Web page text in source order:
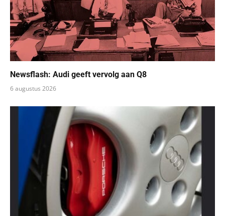
Newsflash: Audi geeft vervolg aan Q8
6 augustus 2026